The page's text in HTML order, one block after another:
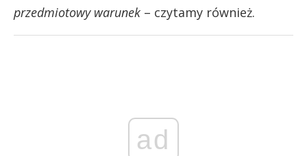
przedmiotowy warunek – czytamy również.
ad